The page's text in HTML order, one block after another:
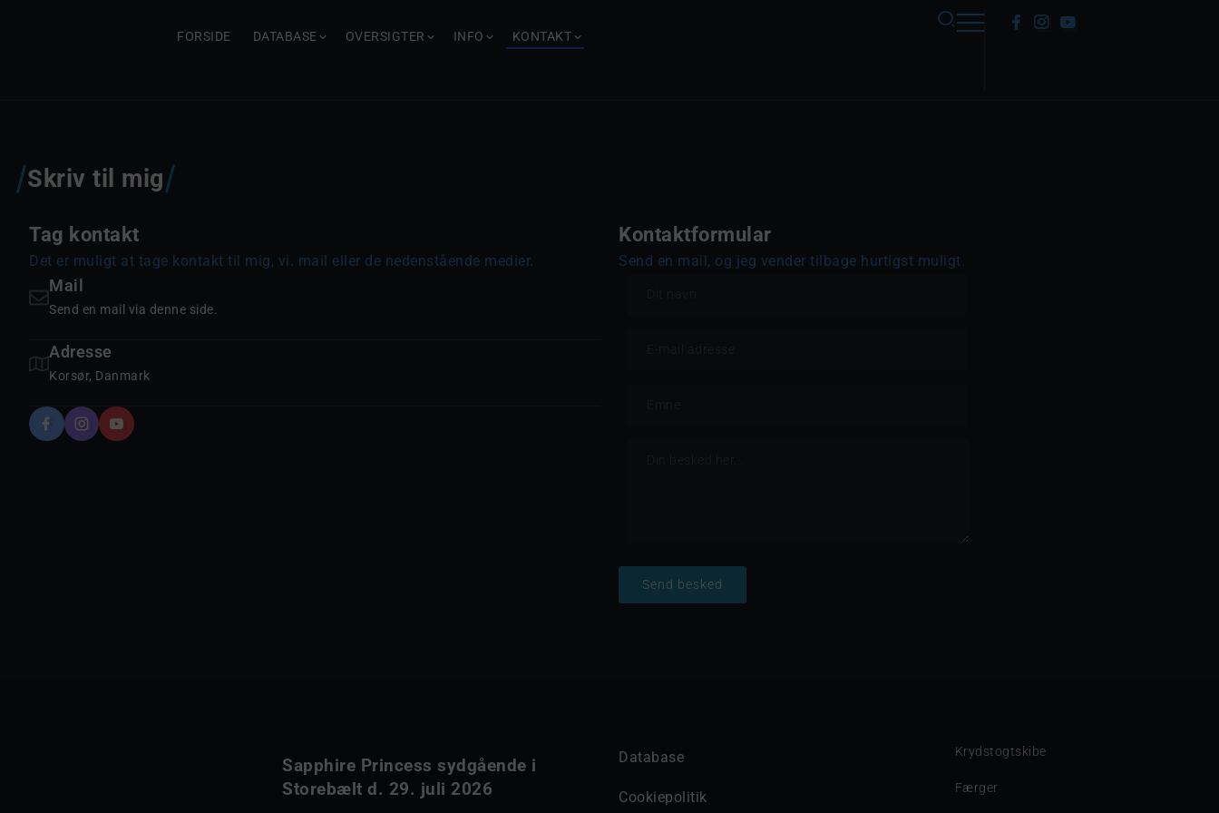
FORSIDE DATABASE OVERSIGTER INFO KONTAKT
Skriv til mig
Tag kontakt
Det er muligt at tage kontakt til mig, vi. mail eller de nedenstående medier.
Mail
Send en mail via denne side.
Adresse
Korsør, Danmark
Kontaktformular
Send en mail, og jeg vender tilbage hurtigst muligt.
Send besked
Sapphire Princess sydgående i
Storebælt d. 29. juli 2026
Database
Cookiepolitik
Krydstogtskibe
Færger